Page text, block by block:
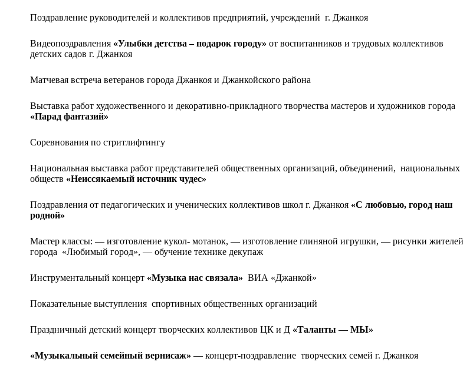
Поздравление руководителей и коллективов предприятий, учреждений г. Джанкоя
Видеопоздравления «Улыбки детства – подарок городу» от воспитанников и трудовых коллективов
детских садов г. Джанкоя
Матчевая встреча ветеранов города Джанкоя и Джанкойского района
Выставка работ художественного и декоративно-прикладного творчества мастеров и художников города
«Парад фантазий»
Соревнования по стритлифтингу
Национальная выставка работ представителей общественных организаций, объединений, национальных
обществ «Неиссякаемый источник чудес»
Поздравления от педагогических и ученических коллективов школ г. Джанкоя «С любовью, город наш
родной»
Мастер классы: — изготовление кукол- мотанок, — изготовление глиняной игрушки, — рисунки жителей
города «Любимый город», — обучение технике декупаж
Инструментальный концерт «Музыка нас связала» ВИА «Джанкой»
Показательные выступления спортивных общественных организаций
Праздничный детский концерт творческих коллективов ЦК и Д «Таланты — МЫ»
«Музыкальный семейный вернисаж» — концерт-поздравление творческих семей г. Джанкоя